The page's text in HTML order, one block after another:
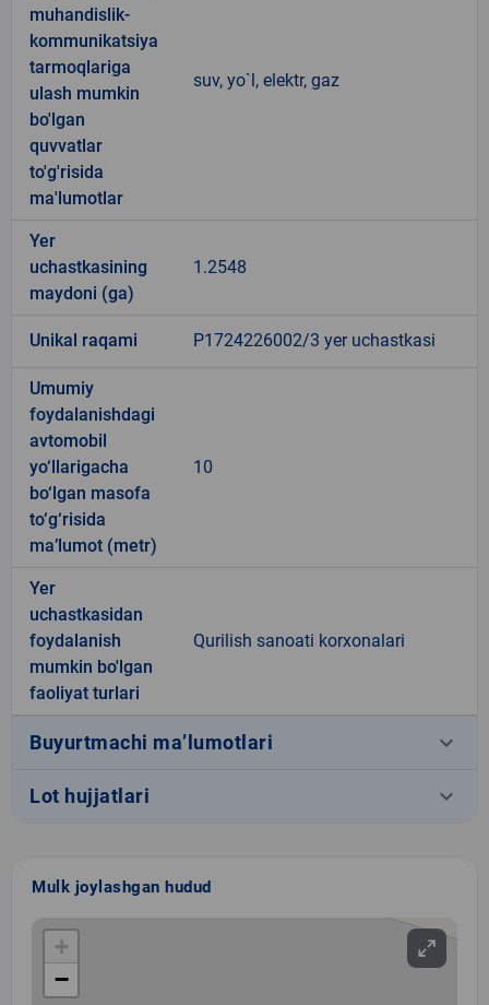
muhandislik-
kommunikatsiya
tarmoqlariga
ulash mumkin
bo'lgan
quvvatlar
to'g'risida
ma'lumotlar
suv, yo`l, elektr, gaz
Yer
uchastkasining
maydoni (ga)
1.2548
Unikal raqami P1724226002/3 yer uchastkasi
Umumiy
foydalanishdagi
avtomobil
yo‘llarigacha
bo‘lgan masofa
to‘g‘risida
ma’lumot (metr)
10
Yer
uchastkasidan
foydalanish
mumkin bo'lgan
faoliyat turlari
Qurilish sanoati korxonalari
Buyurtmachi ma’lumotlari keyboard_arrow_down
Lot hujjatlari keyboard_arrow_down
Mulk joylashgan hudud
+
−